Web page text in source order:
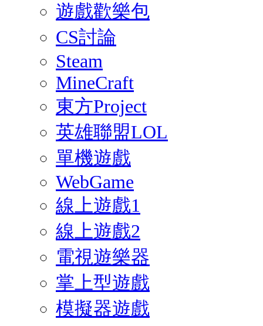
遊戲歡樂包
CS討論
Steam
MineCraft
東方Project
英雄聯盟LOL
單機遊戲
WebGame
線上遊戲1
線上遊戲2
電視遊樂器
掌上型遊戲
模擬器遊戲